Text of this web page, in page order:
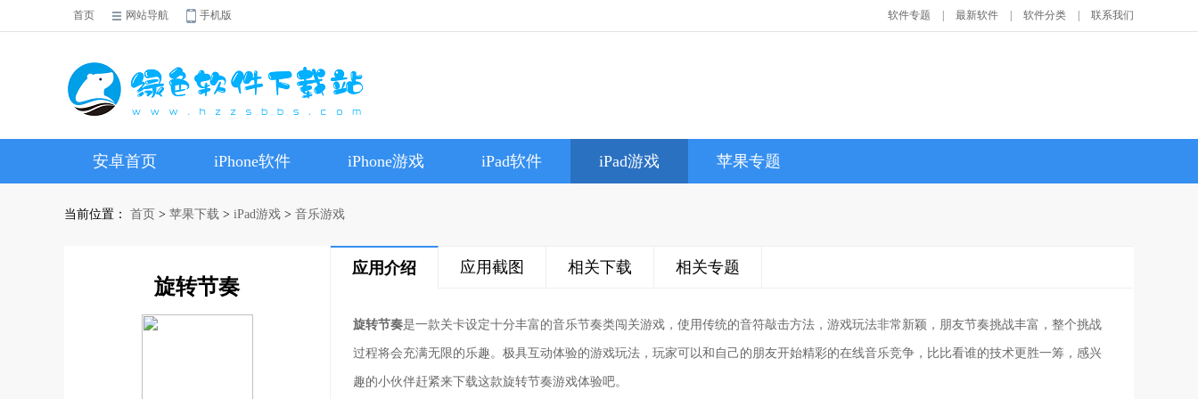
首页 网站导航 手机版 软件专题 最新软件 软件分类 联系我们
安卓首页 iPhone软件 iPhone游戏 iPad软件 iPad游戏 苹果专题
当前位置： 首页 > 苹果下载 > iPad游戏 > 音乐游戏
旋转节奏
应用介绍 应用截图 相关下载 相关专题
旋转节奏是一款关卡设定十分丰富的音乐节奏类闯关游戏，使用传统的音符敲击方法，游戏玩法非常新颖，朋友节奏挑战丰富，整个挑战
过程将会充满无限的乐趣。极具互动体验的游戏玩法，玩家可以和自己的朋友开始精彩的在线音乐竞争，比比看谁的技术更胜一筹，感兴
趣的小伙伴赶紧来下载这款旋转节奏游戏体验吧。